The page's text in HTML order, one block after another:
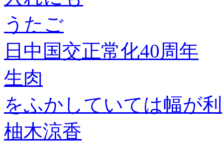
うたご
日中国交正常化40周年
生肉
をふかしていては幅が利
柚木涼香